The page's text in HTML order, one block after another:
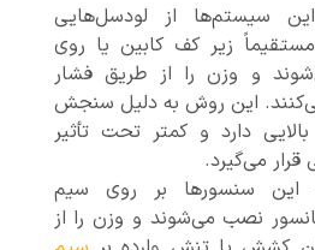
سیستم‌ها از لودسل‌هایی
زیر کف کابین یا روی
و وزن را از طریق فشار
این روش به دلیل سنجش
دارد و کمتر تحت تأثیر
قرار می‌گیرد.
سنسورها بر روی سیم
نصب می‌شوند و وزن را از